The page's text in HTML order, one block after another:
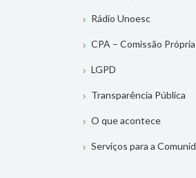
Rádio Unoesc
CPA – Comissão
LGPD
Transparência Pública
O que acontece
Serviços para a